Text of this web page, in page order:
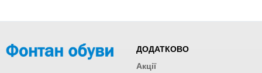
ДОДАТКОВО
Акції